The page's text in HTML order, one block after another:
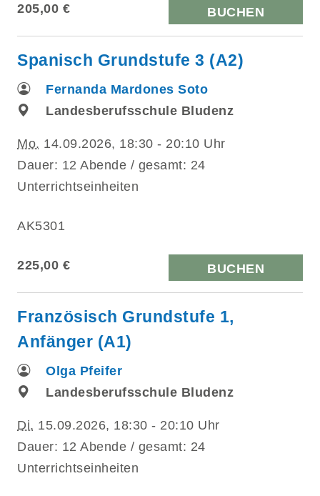
205,00 € BUCHEN
Spanisch Grundstufe 3 (A2)
Fernanda Mardones Soto
Landesberufsschule Bludenz
Mo. 14.09.2026, 18:30 - 20:10 Uhr
Dauer: 12 Abende / gesamt: 24
Unterrichtseinheiten
AK5301
225,00 € BUCHEN
Französisch Grundstufe 1,
Anfänger (A1)
Olga Pfeifer
Landesberufsschule Bludenz
Di. 15.09.2026, 18:30 - 20:10 Uhr
Dauer: 12 Abende / gesamt: 24
Unterrichtseinheiten